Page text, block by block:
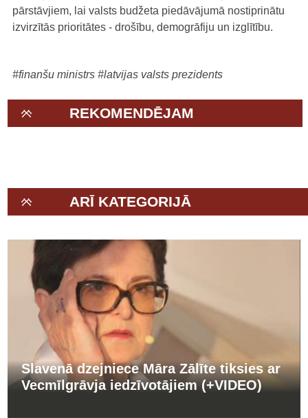
pārstāvjiem, lai valsts budžeta piedāvājumā nostiprinātu
izvirzītās prioritātes - drošību, demogrāfiju un izglītību.
#finanšu ministrs #latvijas valsts prezidents
REKOMENDĒJAM
ARĪ KATEGORIJĀ
Slavenā dzejniece Māra Zālīte tiksies ar
Vecmīlgrāvja iedzīvotājiem (+VIDEO)